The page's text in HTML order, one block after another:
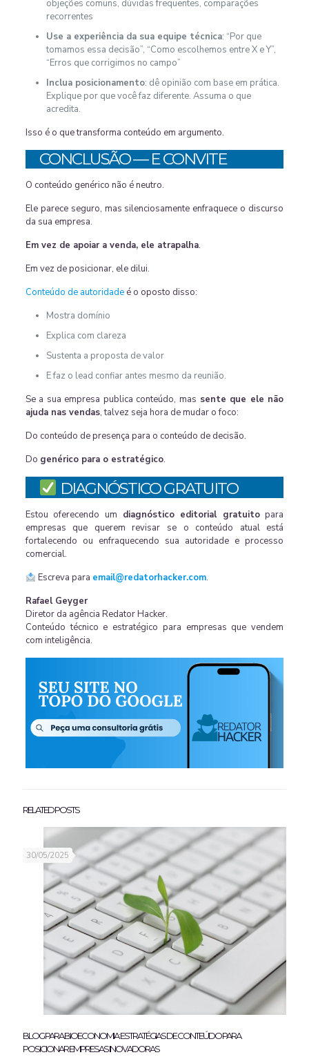
objeções comuns, dúvidas frequentes, comparações
recorrentes
Use a experiência da sua equipe técnica: “Por que
tomamos essa decisão”, “Como escolhemos entre X e Y”,
“Erros que corrigimos no campo”
Inclua posicionamento: dê opinião com base em prática.
Explique por que você faz diferente. Assuma o que
acredita.
Isso é o que transforma conteúdo em argumento.
CONCLUSÃO — E CONVITE
O conteúdo genérico não é neutro.
Ele parece seguro, mas silenciosamente enfraquece o discurso
da sua empresa.
Em vez de apoiar a venda, ele atrapalha.
Em vez de posicionar, ele dilui.
Conteúdo de autoridadeé o oposto disso:
Mostra domínio
Explica com clareza
Sustenta a proposta de valor
E faz o lead confiar antes mesmo da reunião.
Se a sua empresa publica conteúdo, mas sente que ele não
ajuda nas vendas, talvez seja hora de mudar o foco:
Do conteúdo de presença para o conteúdo de decisão.
Do genérico para o estratégico.
DIAGNÓSTICO GRATUITO
Estou oferecendo um diagnóstico editorial gratuitopara
empresas que querem revisar se o conteúdo atual está
fortalecendo ou enfraquecendo sua autoridade e processo
comercial.
Escreva para email@redatorhacker.com.
Rafael Geyger
Diretor da agência Redator Hacker.
Conteúdo técnico e estratégico para empresas que vendem
com inteligência.
RELATED POSTS
30/05/2025
BLOG PARA BIOECONOMIA: ESTRATÉGIAS DE CONTEÚDO PARA
POSICIONAR EMPRESAS INOVADORAS